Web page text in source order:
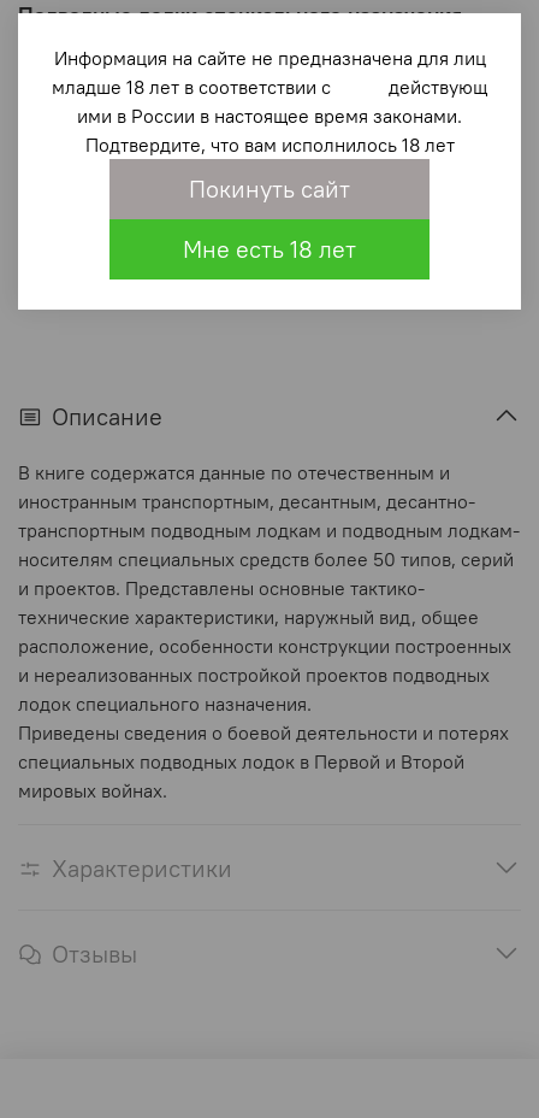
Подводные лодки специального назначения
В избранное
1 360 ₽
В корзину
Описание
В книге содержатся данные по отечественным и
иностранным транспортным, десантным, десантно-
транспортным подводным лодкам и подводным лодкам-
носителям специальных средств более 50 типов, серий
и проектов. Представлены основные тактико-
технические характеристики, наружный вид, общее
расположение, особенности конструкции построенных
и нереализованных постройкой проектов подводных
лодок специального назначения.
Приведены сведения о боевой деятельности и потерях
специальных подводных лодок в Первой и Второй
мировых войнах.
Характеристики
Отзывы
Информация на сайте не предназначена для лиц
младше 18 лет в соответствии с действующ
ими в России в настоящее время законами.
Подтвердите, что вам исполнилось 18 лет
Покинуть сайт
Мне есть 18 лет